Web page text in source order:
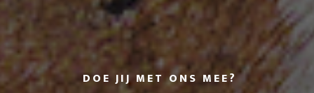
DOE JIJ MET ONS MEE?